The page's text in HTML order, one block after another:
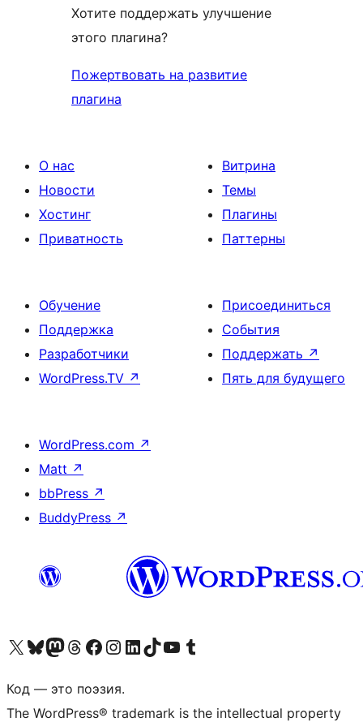
Хотите поддержать улучшение
этого плагина?
Пожертвовать на развитие
плагина
О нас
Новости
Хостинг
Приватность
Витрина
Темы
Плагины
Паттерны
Обучение
Поддержка
Разработчики
WordPress.TV ↗
Присоединиться
События
Поддержать ↗
Пять для будущего
WordPress.com ↗
Matt ↗
bbPress ↗
BuddyPress ↗
Посетите нас в X (ранее Twitter)
Посетите нашу учётную запись в Bluesky
Посетите нашу ленту в Mastodon
Посетите нашу учётную запись в Threads
Посетите нашу страницу на Facebook
Посетите наш Instagram
Посетите нашу страницу в LinkedIn
Посетите нашу учётную запись в TikTok
Посетите наш канал YouTube
Посетите нашу учётную запись в Tumblr
Код — это поэзия.
The WordPress® trademark is the intellectual property